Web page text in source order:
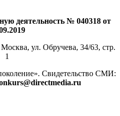
деятельность № 040318 от
ул. Обручева, 34/63, стр.
1
Свидетельство СМИ: